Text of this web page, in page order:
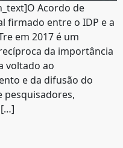
Acordo de
firmado entre o IDP e a
em 2017 é um
da importância
voltado ao
e da difusão do
pesquisadores,
[…]